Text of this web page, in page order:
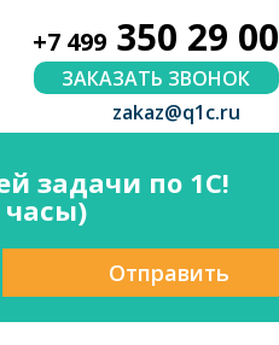
+7 499 350 29 00
ЗАКАЗАТЬ ЗВОНОК
zakaz@q1c.ru
задачи по 1С!
часы)
Отправить